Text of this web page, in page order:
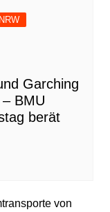
NRW
Garching
BMU
berät